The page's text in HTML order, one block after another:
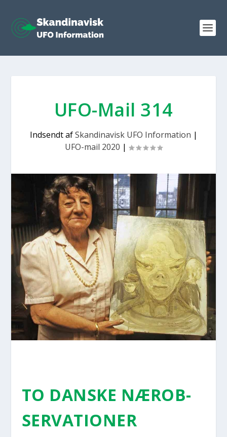
UFO-Mail 314
Indsendt afSkandinavisk UFO Information |
UFO-mail 2020 |
TO DAN­SKE NÆROB­
SER­VA­TIO­NER